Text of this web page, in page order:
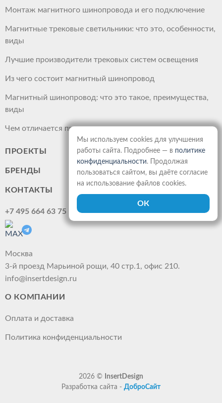
Монтаж магнитного шинопровода и его подключение
Магнитные трековые светильники: что это, особенности,
виды
Лучшие производители трековых систем освещения
Из чего состоит магнитный шинопровод
Магнитный шинопровод: что это такое, преимущества,
виды
Чем отличается прожектор от светильника
ПРОЕКТЫ
БРЕНДЫ
КОНТАКТЫ
+7 495 664 63 75
Москва
3-й проезд Марьиной рощи, 40 стр.1, офис 210.
info@insertdesign.ru
О КОМПАНИИ
Оплата и доставка
Политика конфиденциальности
2026 ©
InsertDesign
Разработка сайта - ДоброСайт
Мы используем cookies для улучшения
работы сайта. Подробнее — в политике
конфиденциальности. Продолжая
пользоваться сайтом, вы даёте согласие
на использование файлов cookies.